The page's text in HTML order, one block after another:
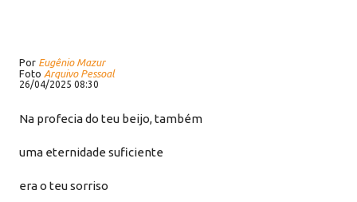
Por Eugênio Mazur
Foto Arquivo Pessoal
26/04/2025 08:30
Na profecia do teu beijo, também
uma eternidade suficiente
era o teu sorriso